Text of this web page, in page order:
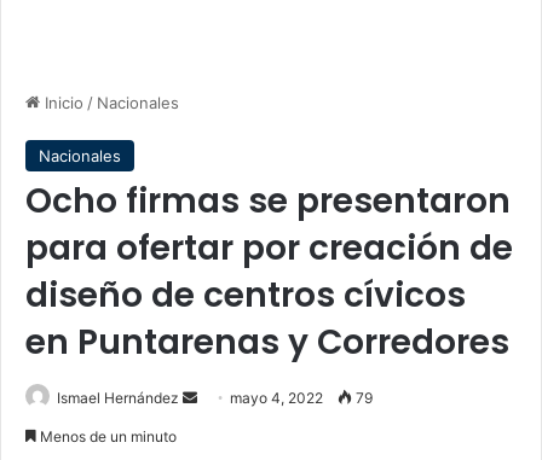
Inicio / Nacionales
Nacionales
Ocho firmas se presentaron
para ofertar por creación de
diseño de centros cívicos
en Puntarenas y Corredores
Ismael Hernández
Send mayo 4, 2022 79
Menos de un minuto